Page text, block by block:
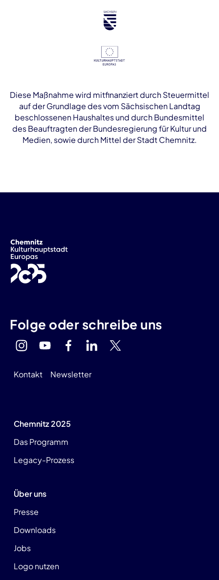
Diese Maßnahme wird mitfinanziert durch Steuermittel
auf der Grundlage des vom Sächsischen Landtag
beschlossenen Haushaltes und durch Bundesmittel
des Beauftragten der Bundesregierung für Kultur und
Medien, sowie durch Mittel der Stadt Chemnitz.
Folge oder schreibe uns
Kontakt Newsletter
Chemnitz 2025
Das Programm
Legacy-Prozess
Über uns
Presse
Downloads
Jobs
Logo nutzen